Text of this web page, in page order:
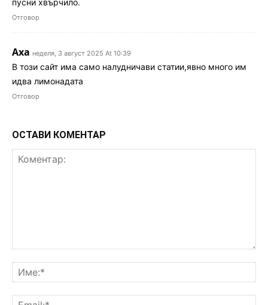
пусни хвърчило.
Отговор
Аха неделя, 3 август 2025 At 10:39
В този сайт има само налудничави статии,явно много им
идва лимонадата
Отговор
ОСТАВИ КОМЕНТАР